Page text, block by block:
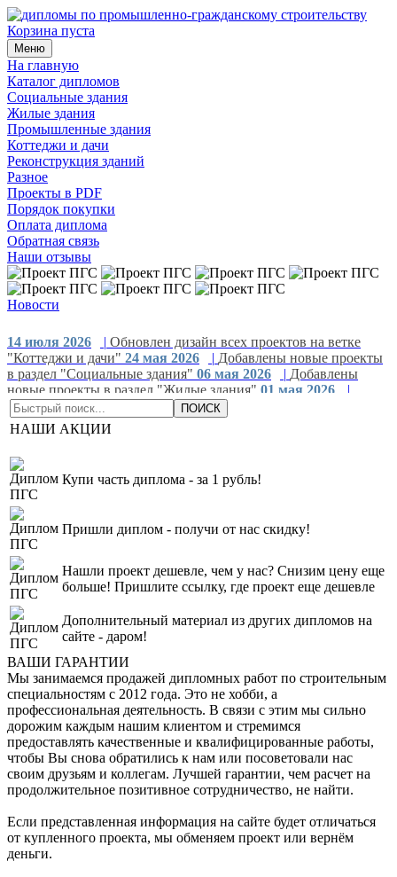
Корзина пуста
Меню
На главную
Каталог дипломов
Социальные здания
Жилые здания
Промышленные здания
Коттеджи и дачи
Реконструкция зданий
Разное
Проекты в PDF
Порядок покупки
Оплата диплома
Обратная связь
Наши отзывы
Новости
14 июля 2026 | Обновлен дизайн всех проектов на ветке
"Коттеджи и дачи" 24 мая 2026 | Добавлены новые проекты
в раздел "Социальные здания" 06 мая 2026 | Добавлены
новые проекты в раздел "Жилые здания" 01 мая 2026
|
Добавлены новые проекты в раздел "Промышленные здания"
НАШИ АКЦИИ
Купи часть диплома - за 1 рубль!
Пришли диплом - получи от нас скидку!
Нашли проект дешевле, чем у нас? Снизим цену еще
больше! Пришлите ссылку, где проект еще дешевле
Дополнительный материал из других дипломов на
сайте - даром!
ВАШИ ГАРАНТИИ
Мы занимаемся продажей дипломных работ по строительным
специальностям с 2012 года. Это не хобби, а
профессиональная деятельность. В связи с этим мы сильно
дорожим каждым нашим клиентом и стремимся
предоставлять качественные и квалифицированные работы,
чтобы Вы снова обратились к нам или посоветовали нас
своим друзьям и коллегам. Лучшей гарантии, чем расчет на
продолжительное позитивное сотрудничество, не найти.
Если представленная информация на сайте будет отличаться
от купленного проекта, мы обменяем проект или вернём
деньги.